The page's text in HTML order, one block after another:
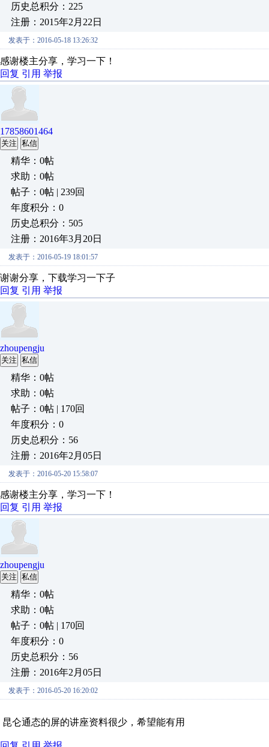
历史总积分：225
注册：2015年2月22日
发表于：2016-05-18 13:26:32
感谢楼主分享，学习一下！
回复 引用 举报
17858601464
关注 私信
精华：0帖
求助：0帖
帖子：0帖 | 239回
年度积分：0
历史总积分：505
注册：2016年3月20日
发表于：2016-05-19 18:01:57
谢谢分享，下载学习一下子
回复 引用 举报
zhoupengju
关注 私信
精华：0帖
求助：0帖
帖子：0帖 | 170回
年度积分：0
历史总积分：56
注册：2016年2月05日
发表于：2016-05-20 15:58:07
感谢楼主分享，学习一下！
回复 引用 举报
zhoupengju
关注 私信
精华：0帖
求助：0帖
帖子：0帖 | 170回
年度积分：0
历史总积分：56
注册：2016年2月05日
发表于：2016-05-20 16:20:02
昆仑通态的屏的讲座资料很少，希望能有用